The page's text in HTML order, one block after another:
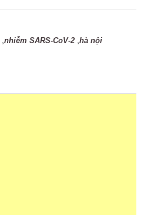
,nhiễm SARS-CoV-2 ,hà nội